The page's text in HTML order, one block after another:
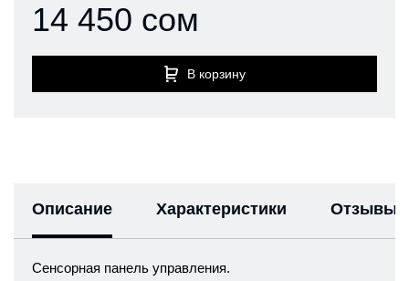
14 450 сом
В корзину
Описание Характеристики Отзывы
Сенсорная панель управления.